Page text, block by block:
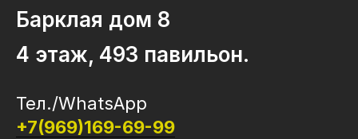
Барклая дом 8
4 этаж, 493 павильон.
Тел./WhatsApp
+7(969)169-69-99